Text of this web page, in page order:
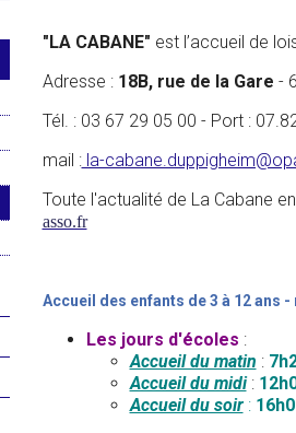
"LA CABANE" est l’accueil de
Adresse : 18B, rue de la Gare -
Tél. : 03 67 29 05 00 - Port :
mail :la-
Toute l'actualité de La Cabane
asso.fr
Accueil des enfants de 3 à 12 ans
Les jours d'écoles :
Accueil du matin :
Accueil du midi:
Accueil du soir: